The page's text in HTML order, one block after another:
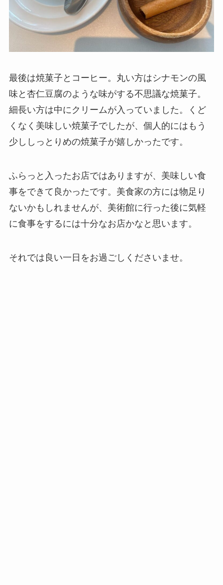
最後は焼菓子とコーヒー。丸い方はシナモンの風
味と杏仁豆腐のような味がする不思議な焼菓子。
細長い方は中にクリームが入っていました。くど
くなく美味しい焼菓子でしたが、個人的にはもう
少ししっとりめの焼菓子が嬉しかったです。
ふらっと入ったお店ではありますが、美味しい食
事をできて良かったです。美食家の方には物足り
ないかもしれませんが、美術館に行った後に気軽
に食事をするには十分なお店かなと思います。
それでは良い一日をお過ごしくださいませ。